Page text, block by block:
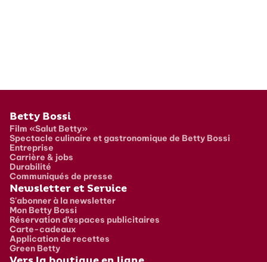
Pied de page
Betty Bossi
Film «Salut Betty»
Spectacle culinaire et gastronomique de Betty Bossi
Entreprise
Carrière & jobs
Durabilité
Communiqués de presse
Newsletter et Service
S'abonner à la newsletter
Mon Betty Bossi
Réservation d’espaces publicitaires
Carte-cadeaux
Application de recettes
Green Betty